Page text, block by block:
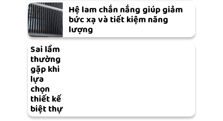
Hệ lam chắn nắng giúp giảm
bức xạ và tiết kiệm năng
lượng
Sai lầm
thường
gặp khi
lựa
chọn
thiết kế
biệt thự